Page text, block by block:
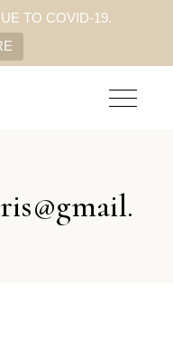
TO COVID-19.